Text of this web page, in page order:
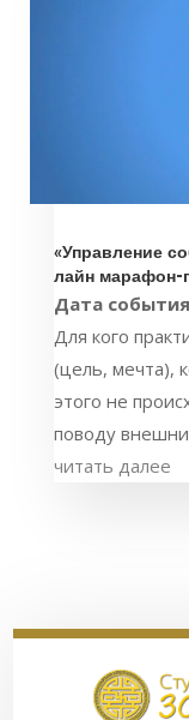
«Управление
лайн марафон-
Дата
Для кого
(цель, мечта),
этого не
поводу
читать далее